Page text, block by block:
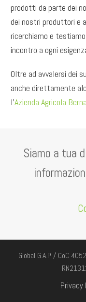
prodotti da parte dei
dei nostri produttori e
ricerchiamo e
incontro a ogni
Oltre ad avvalersi dei
anche direttamente
l’Azienda Agricola
Siamo a tua
Global G.A.P / CoC
Privacy